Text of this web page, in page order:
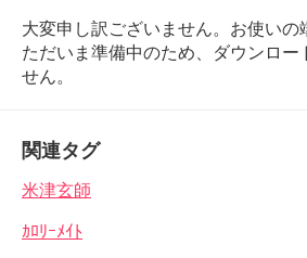
大変申し訳ございません。お使いの
ただいま準備中のため、ダウンロー
せん。
関連タグ
米津玄師
ｶﾛﾘｰﾒｲﾄ